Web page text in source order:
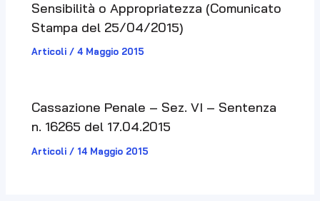
Sensibilità o Appropriatezza (Comunicato
Stampa del 25/04/2015)
Articoli /4 Maggio 2015
Cassazione Penale – Sez. VI – Sentenza
n. 16265 del 17.04.2015
Articoli / 14 Maggio 2015